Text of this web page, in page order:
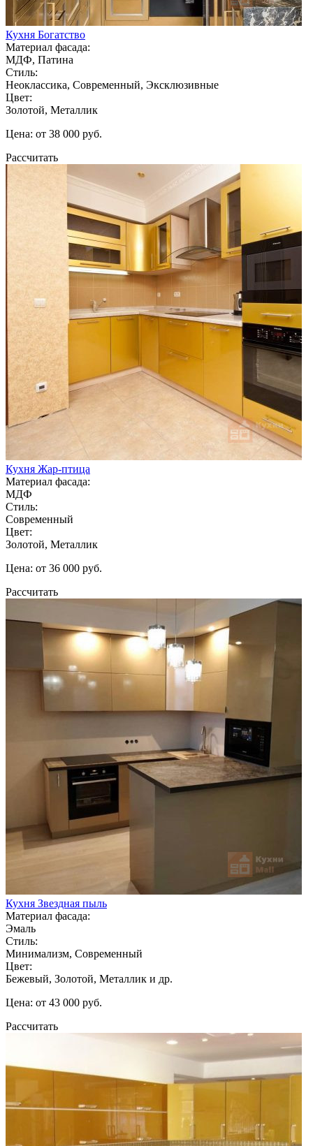
Кухня Богатство
Материал фасада:
МДФ, Патина
Стиль:
Неоклассика, Современный, Эксклюзивные
Цвет:
Золотой, Металлик
Цена: от 38 000 руб.
Рассчитать
Кухня Жар-птица
Материал фасада:
МДФ
Стиль:
Современный
Цвет:
Золотой, Металлик
Цена: от 36 000 руб.
Рассчитать
Кухня Звездная пыль
Материал фасада:
Эмаль
Стиль:
Минимализм, Современный
Цвет:
Бежевый, Золотой, Металлик и др.
Цена: от 43 000 руб.
Рассчитать